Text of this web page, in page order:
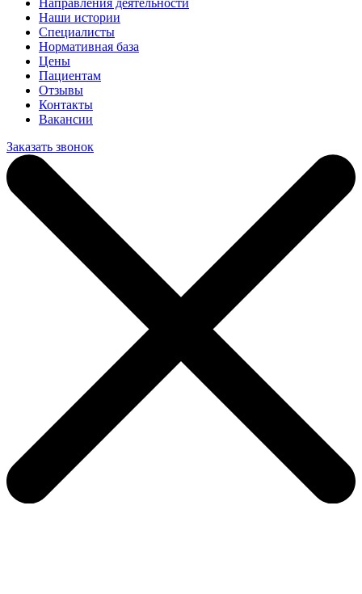
Направления деятельности
Наши истории
Специалисты
Нормативная база
Цены
Пациентам
Отзывы
Контакты
Вакансии
Заказать звонок